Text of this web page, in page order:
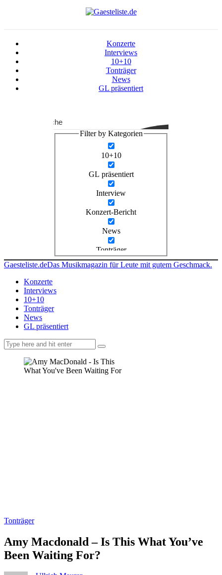
Konzerte
Interviews
10+10
Tonträger
News
GL präsentiert
Suche
Filter by Kategorien
10+10
GL präsentiert
Interview
Konzert-Bericht
News
Tonträger
Gaesteliste.deDas Musikmagazin für Leute mit gutem Geschmack.
Konzerte
Interviews
10+10
Tonträger
News
GL präsentiert
Tonträger
Amy Macdonald – Is This What You’ve
Been Waiting For?